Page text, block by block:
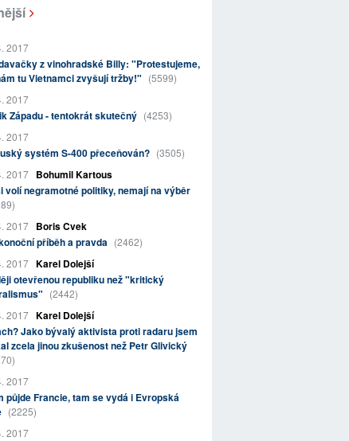
2017
z vinohradské Billy: "Protestujeme,
tu Vietnamci zvyšují tržby!" (5599)
2017
Západu - tentokrát skutečný (4253)
2017
systém S-400 přeceňován? (3505)
2017
Bohumil Kartous
volí negramotné politiky, nemají na výběr
2017
Boris Cvek
příběh a pravda (2462)
2017 Karel Dolejší
otevřenou republiku než "kritický
(2442)
2017 Karel Dolejší
Jako bývalý aktivista proti radaru jsem
zcela jinou zkušenost než Petr Glivický
2017
půjde Francie, tam se vydá i Evropská
(2225)
2017